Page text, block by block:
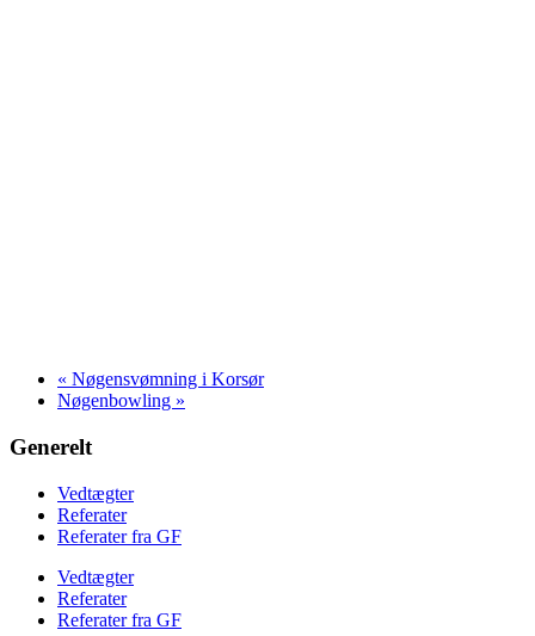
« Nøgensvømning i Korsør
Nøgenbowling »
Generelt
Vedtægter
Referater
Referater fra GF
Vedtægter
Referater
Referater fra GF